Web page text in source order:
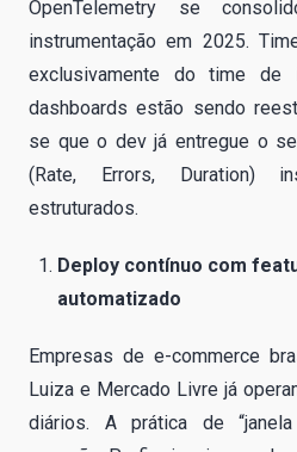
OpenTelemetry se
instrumentação em 2025.
exclusivamente do time de
dashboards estão sendo
se que o dev já entregue o
(Rate, Errors, Duration)
estruturados.
Deploy contínuo com
automatizado
Empresas de e-commerce
Luiza e Mercado Livre já
diários. A prática de